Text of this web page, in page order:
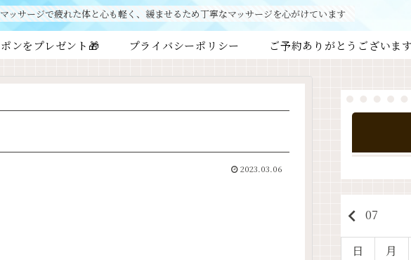
ッサージで疲れた体と心も軽く、緩ませるため丁寧なマッサージを心がけています
ンをプレゼント🎁 プライバシーポリシー ご予約ありがとうございます
2023.03.06
keyboard_arrow_left 07
日 月